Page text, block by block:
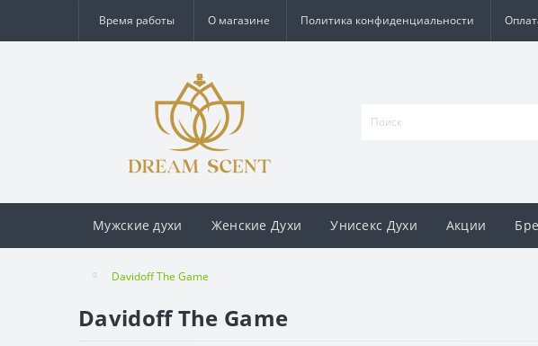
Время работы О магазине Политика конфиденциальности
Мужские духи Женские Духи Унисекс Духи Акции
Davidoff The Game
Davidoff The Game